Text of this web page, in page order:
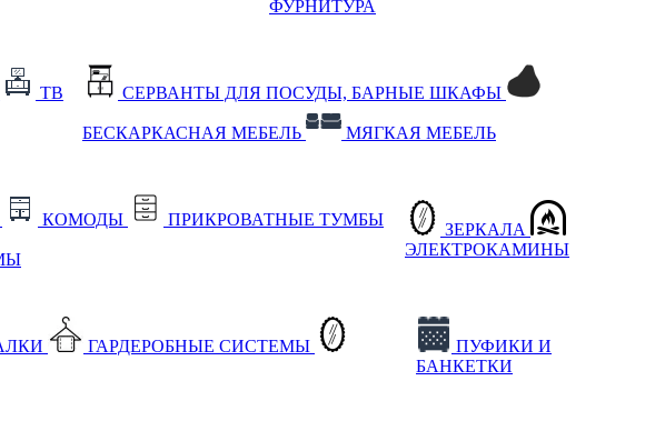
ФУРНИТУРА
ТВ СЕРВАНТЫ ДЛЯ ПОСУДЫ, БАРНЫЕ ШКАФЫ
БЕСКАРКАСНАЯ МЕБЕЛЬ МЯГКАЯ МЕБЕЛЬ
КОМОДЫ ПРИКРОВАТНЫЕ ТУМБЫ
ЗЕРКАЛА
ЭЛЕКТРОКАМИНЫ
ГАРДЕРОБНЫЕ СИСТЕМЫ
ПУФИКИ И
БАНКЕТКИ